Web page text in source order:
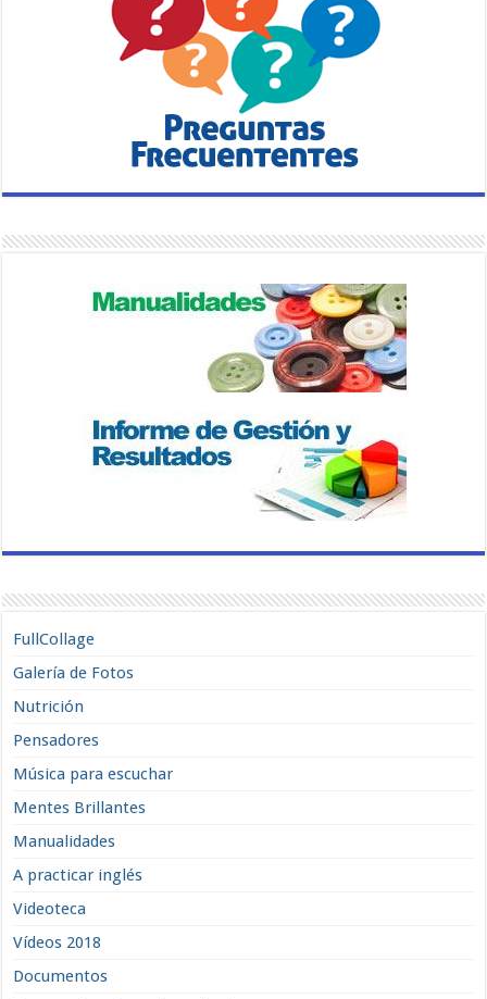
FullCollage
Galería de Fotos
Nutrición
Pensadores
Música para escuchar
Mentes Brillantes
Manualidades
A practicar inglés
Videoteca
Vídeos 2018
Documentos